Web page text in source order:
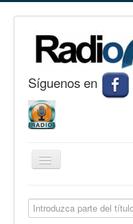
Síguenos en
Cambiar
Nuevitas
Introduzca parte del título